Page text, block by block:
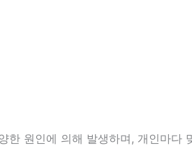
한 원인에 의해 발생하며, 개인마다